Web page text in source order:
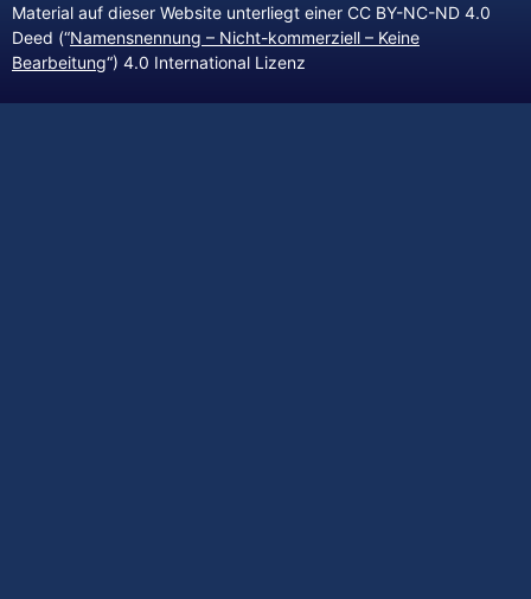
Material auf dieser Website unterliegt einer CC BY-NC-ND 4.0
Deed (“Namensnennung – Nicht-kommerziell – Keine
Bearbeitung“) 4.0 International Lizenz